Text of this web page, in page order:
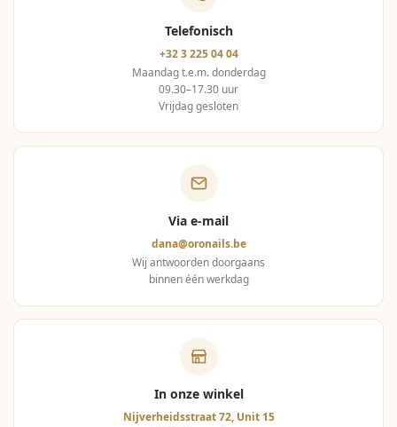
Telefonisch
+32 3 225 04 04
Maandag t.e.m. donderdag
09.30–17.30 uur
Vrijdag gesloten
Via e-mail
dana@oronails.be
Wij antwoorden doorgaans
binnen één werkdag
In onze winkel
Nijverheidsstraat 72, Unit 15